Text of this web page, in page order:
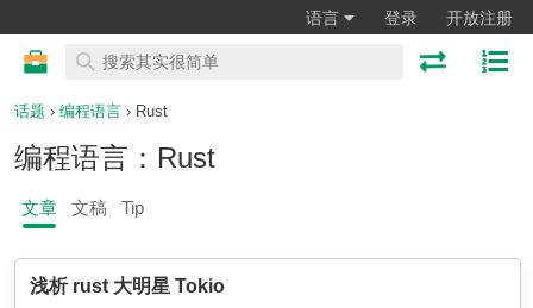
语言 登录 开放注册
话题 › 编程语言 › Rust
编程语言：Rust
文章 文稿 Tip
浅析 rust 大明星 Tokio